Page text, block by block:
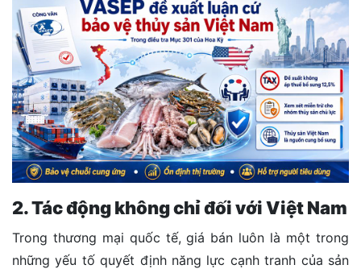
2. Tác động không chỉ đối với Việt Nam
Trong thương mại quốc tế, giá bán luôn là một trong
những yếu tố quyết định năng lực cạnh tranh của sản